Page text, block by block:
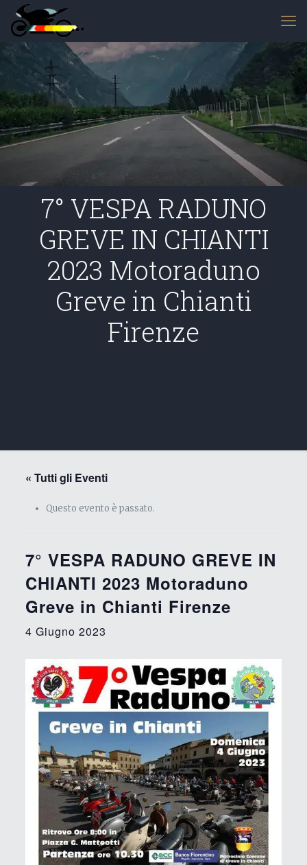
7° VESPA RADUNO
GREVE IN CHIANTI
2023 Motoraduno
Greve in Chianti
Firenze
« Tutti gli Eventi
Questo evento è passato.
7° VESPA RADUNO GREVE IN
CHIANTI 2023 Motoraduno
Greve in Chianti Firenze
4 Giugno 2023